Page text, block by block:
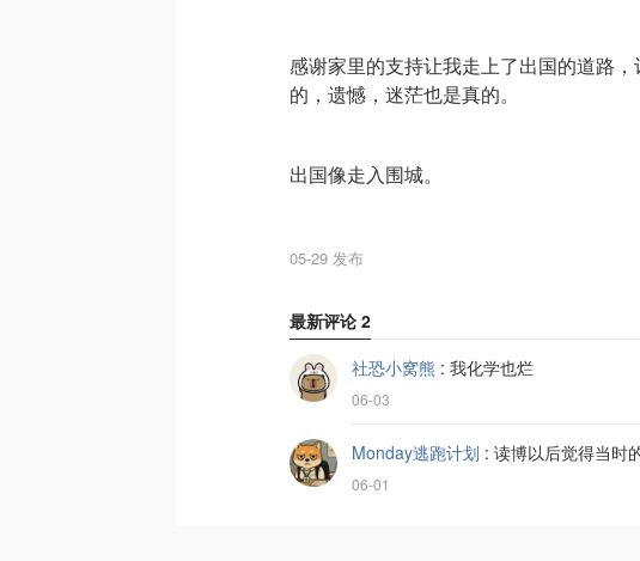
感谢家里的支持让我走上了出国的道路
的，遗憾，迷茫也是真的。
出国像走入围城。
05-29 发布
最新评论 2
社恐小窝熊 : 我化学也烂
06-03
Monday逃跑计划 : 读博以后觉得当时
06-01